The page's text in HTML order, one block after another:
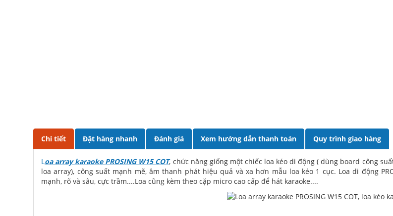
Chi tiết Đặt hàng nhanh Đánh giá Xem hướng dẫn thanh toán Quy trình giao hàng
Loa array karaoke PROSING W15 COT, chức năng giống một chiếc loa kéo di động ( dùng board công
loa array), công suất mạnh mẽ, âm thanh phát hiệu quả và xa hơn mẫu loa kéo 1 cục. Loa di động
mạnh, rõ và sâu, cực trầm....Loa cũng kèm theo cặp micro cao cấp để hát karaoke....